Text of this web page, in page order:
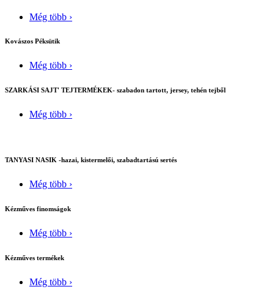
Még több ›
Kovászos Péksütik
Még több ›
SZARKÁSI SAJT' TEJTERMÉKEK- szabadon tartott, jersey, tehén tejből
Még több ›
TANYASI NASIK -hazai, kistermelői, szabadtartású sertés
Még több ›
Kézműves finomságok
Még több ›
Kézműves termékek
Még több ›